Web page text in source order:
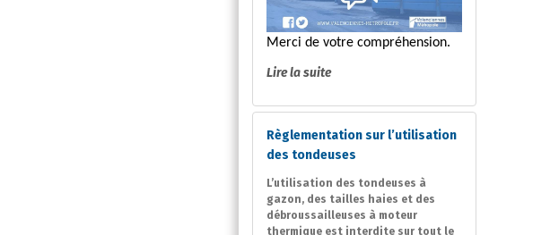
Merci de votre compréhension.
Lire la suite
Règlementation sur l’utilisation
des tondeuses
L’utilisation des tondeuses à
gazon, des tailles haies et des
débroussailleuses à moteur
thermique est interdite sur tout le